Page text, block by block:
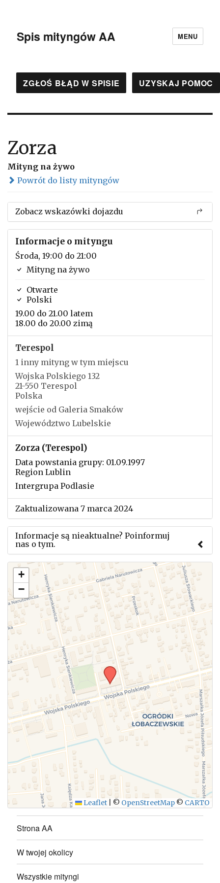
Spis mityngów AA MENU
ZGŁOŚ BŁĄD W SPISIE UZYSKAJ POMOC
Zorza
Mityng na żywo
Powrót do listy mityngów
Zobacz wskazówki dojazdu
Informacje o mityngu
Środa, 19:00 do 21:00
Mityng na żywo
Otwarte
Polski
19.00 do 21.00 latem
18.00 do 20.00 zimą
Terespol
1 inny mityng w tym miejscu
Wojska Polskiego 132
21-550 Terespol
Polska
wejście od Galeria Smaków
Województwo Lubelskie
Zorza (Terespol)
Data powstania grupy: 01.09.1997
Region Lublin
Intergrupa Podlasie
Zaktualizowana 7 marca 2024
Informacje są nieaktualne? Poinformuj
nas o tym.
Użyj tego formularza aby przesłać informację o
zmianach w powyższym mityngu.
WYŚLIJ
+
−
Leaflet © OpenStreetMap © CARTO
Strona AA
W twojej okolicy
Wszystkie mityngi